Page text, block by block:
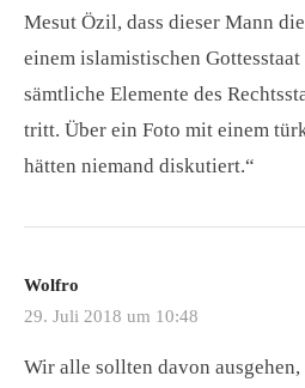
Mesut Özil, dass dieser Mann
einem islamistischen
sämtliche Elemente des
tritt. Über ein Foto mit einem
hätten niemand diskutiert.“
Wolfro
29. Juli 2018 um 10:48
Wir alle sollten davon